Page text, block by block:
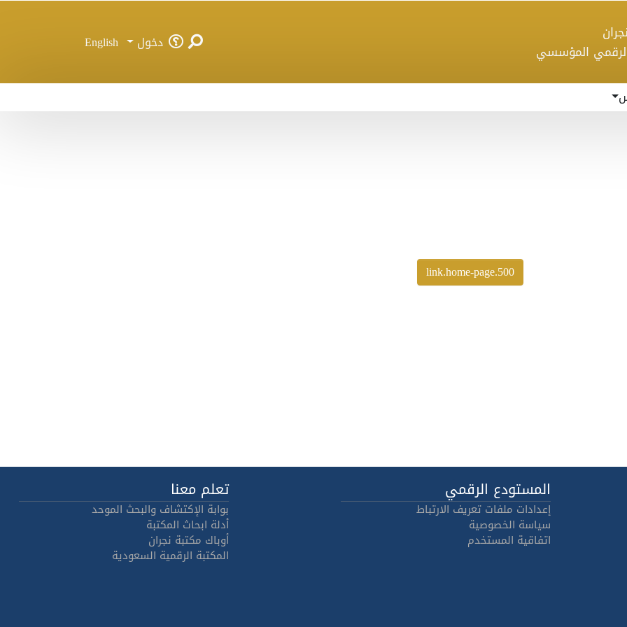
المؤسسي
دخول English
500.link.home-page
المستودع الرقمي
إعدادات ملفات تعريف الارتباط
سياسة الخصوصية
اتفاقية المستخدم
تعلم معنا
بوابة الإكتشاف والبحث الموحد
أدلة ابحاث المكتبة
أوباك مكتبة نجران
المكتبة الرقمية السعودية